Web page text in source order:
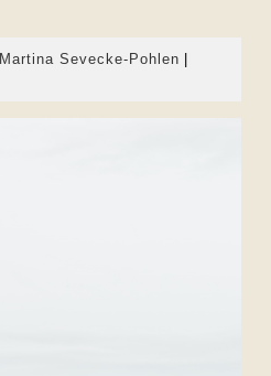
Martina Sevecke-PohlenMartina